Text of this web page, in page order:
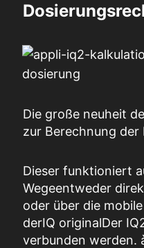
Die große neuheit
zur Berechnung der
Dieser funktioniert
Wegeentweder
oder über die
derIQ originalDer
verbunden werden.